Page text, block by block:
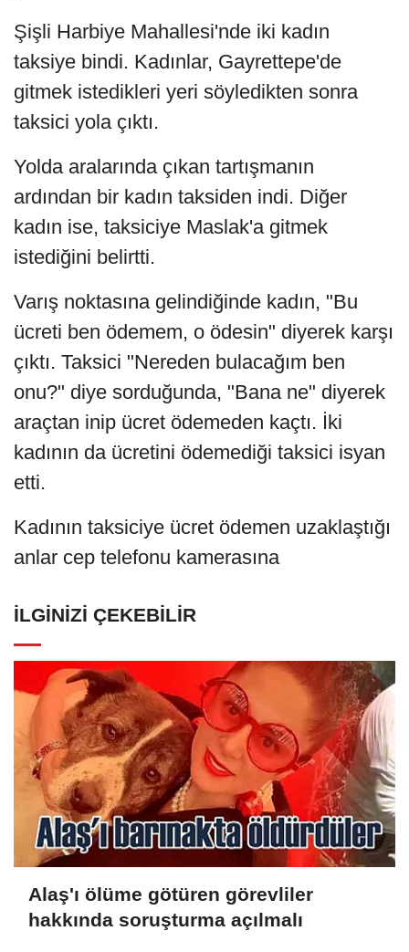
Şişli Harbiye Mahallesi'nde iki kadın
taksiye bindi. Kadınlar, Gayrettepe'de
gitmek istedikleri yeri söyledikten sonra
taksici yola çıktı.
Yolda aralarında çıkan tartışmanın
ardından bir kadın taksiden indi. Diğer
kadın ise, taksiciye Maslak'a gitmek
istediğini belirtti.
Varış noktasına gelindiğinde kadın, "Bu
ücreti ben ödemem, o ödesin" diyerek karşı
çıktı. Taksici "Nereden bulacağım ben
onu?" diye sorduğunda, "Bana ne" diyerek
araçtan inip ücret ödemeden kaçtı. İki
kadının da ücretini ödemediği taksici isyan
etti.
Kadının taksiciye ücret ödemen uzaklaştığı
anlar cep telefonu kamerasına
İLGINIZI ÇEKEBILIR
Alaş'ı ölüme götüren görevliler
hakkında soruşturma açılmalı